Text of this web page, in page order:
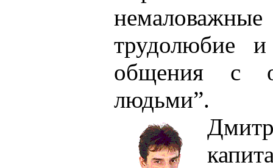
трудолюбие и
общения с
людьми”.